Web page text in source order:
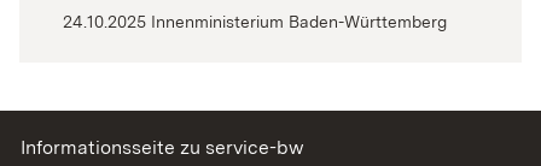
24.10.2025 Innenministerium Baden-Württemberg
Informationsseite zu service-bw